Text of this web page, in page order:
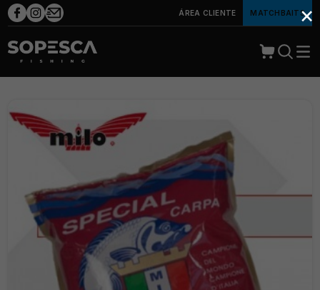
ÁREA CLIENTE MATCHBAITS×